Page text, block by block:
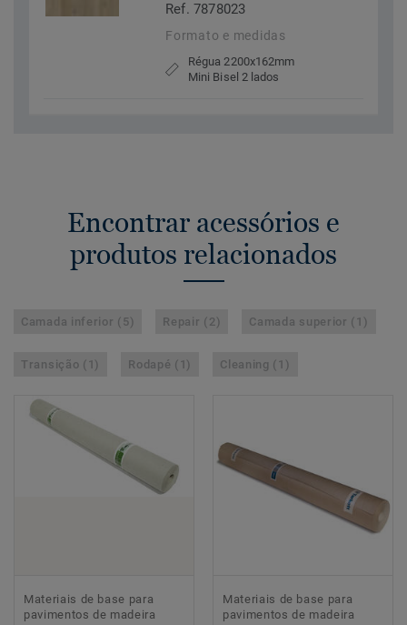
Ref. 7878023
Formato e medidas
Régua 2200x162mm
Mini Bisel 2 lados
Encontrar acessórios e
produtos relacionados
Camada inferior (5) Repair (2) Camada superior (1)
Transição (1) Rodapé (1) Cleaning (1)
Materiais de base para
pavimentos de madeira
Materiais de base para
pavimentos de madeira